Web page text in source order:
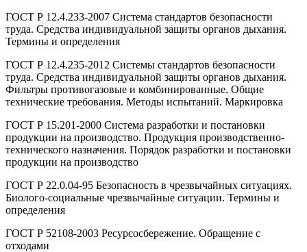
ГОСТ Р 12.4.233-2007 Система стандартов безопасности
труда. Средства индивидуальной защиты органов дыхания.
Термины и определения
ГОСТ Р 12.4.235-2012 Системы стандартов безопасности
труда. Средства индивидуальной защиты органов дыхания.
Фильтры противогазовые и комбинированные. Общие
технические требования. Методы испытаний. Маркировка
ГОСТ Р 15.201-2000 Система разработки и постановки
продукции на производство. Продукция производственно-
технического назначения. Порядок разработки и постановки
продукции на производство
ГОСТ Р 22.0.04-95 Безопасность в чрезвычайных ситуациях.
Биолого-социальные чрезвычайные ситуации. Термины и
определения
ГОСТ Р 52108-2003 Ресурсосбережение. Обращение с
отходами